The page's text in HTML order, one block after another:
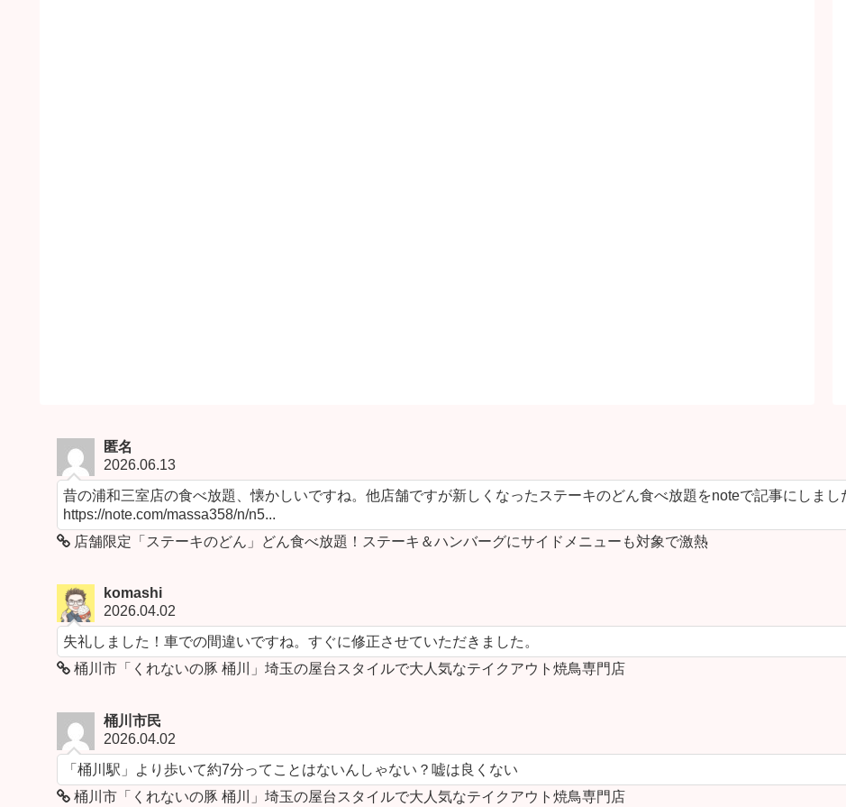
匿名
2026.06.13
昔の浦和三室店の食べ放題、懐かしいですね。他店舗ですが新しくなったステーキのどん食べ放題をnoteで記事にしま
https://note.com/massa358/n/n5...
店舗限定「ステーキのどん」どん食べ放題！ステーキ＆ハンバーグにサイドメニューも対象で激熱
komashi
2026.04.02
失礼しました！車での間違いですね。すぐに修正させていただきました。
桶川市「くれないの豚 桶川」埼玉の屋台スタイルで大人気なテイクアウト焼鳥専門店
桶川市民
2026.04.02
「桶川駅」より歩いて約7分ってことはないんしゃない？嘘は良くない
桶川市「くれないの豚 桶川」埼玉の屋台スタイルで大人気なテイクアウト焼鳥専門店